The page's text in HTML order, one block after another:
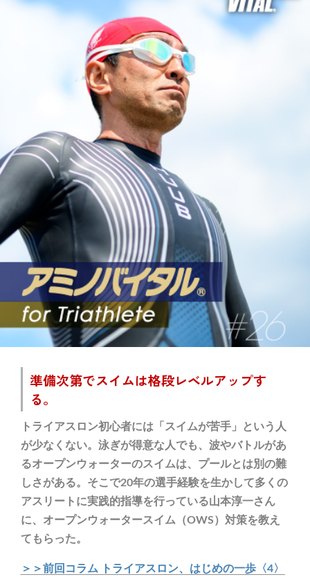
準備次第でスイムは格段レベルアップす
る。
トライアスロン初心者には「スイムが苦手」という人
が少なくない。泳ぎが得意な人でも、波やバトルがあ
るオープンウォーターのスイムは、プールとは別の難
しさがある。そこで20年の選手経験を生かして多くの
アスリートに実践的指導を行っている山本淳一さん
に、オープンウォータースイム（OWS）対策を教え
てもらった。
＞＞前回コラム トライアスロン、はじめの一歩〈4〉